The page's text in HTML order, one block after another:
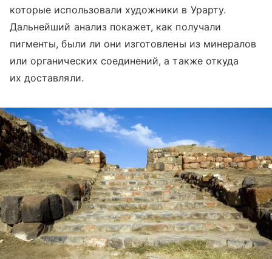
которые использовали художники в Урарту.
Дальнейший анализ покажет, как получали
пигменты, были ли они изготовлены из минералов
или органических соединений, а также откуда
их доставляли.